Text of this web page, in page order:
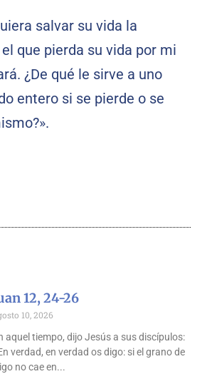
salvar su vida la
que pierda su vida por mi
¿De qué le sirve a uno
entero si se pierde o se
12, 24-26
10, 2026
aquel tiempo, dijo Jesús a sus discípulos:
verdad, en verdad os digo: si el grano de
no cae en